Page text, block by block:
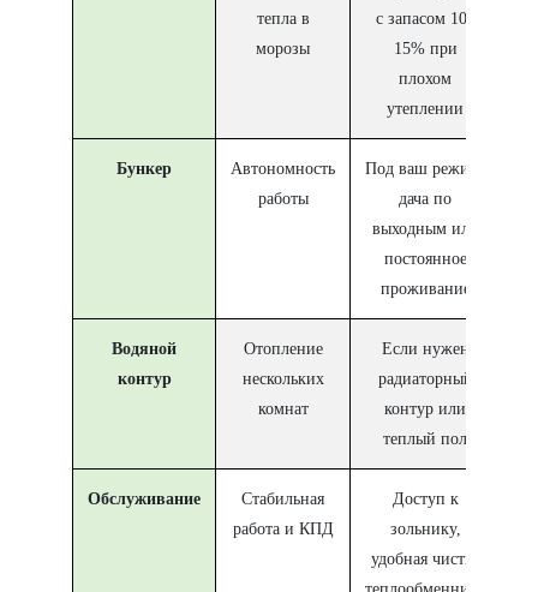
тепла в
морозы
с запасом 10–
15% при
плохом
утеплении
Бункер
Автономность
работы
Под ваш режим:
дача по
выходным или
постоянное
проживание
Водяной
контур
Отопление
нескольких
комнат
Если нужен
радиаторный
контур или
теплый пол
Обслуживание
Стабильная
работа и КПД
Доступ к
зольнику,
удобная чистка